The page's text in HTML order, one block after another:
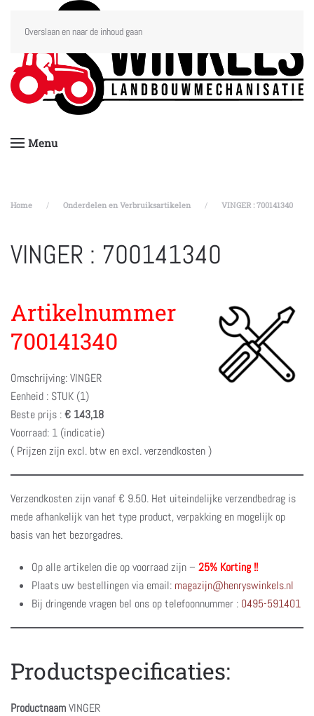
Overslaan en naar de inhoud gaan
Menu
Home Onderdelen en Verbruiksartikelen VINGER : 700141340
VINGER : 700141340
Artikelnummer
700141340
Omschrijving: VINGER
Eenheid : STUK (1)
Beste prijs :€ 143,18
Voorraad: 1 (indicatie)
( Prijzen zijn excl. btw en excl. verzendkosten )
Verzendkosten zijn vanaf € 9.50. Het uiteindelijke verzendbedrag is
mede afhankelijk van het type product, verpakking en mogelijk op
basis van het bezorgadres.
Op alle artikelen die op voorraad zijn – 25% Korting !!
Plaats uw bestellingen via email: magazijn@henryswinkels.nl
Bij dringende vragen bel ons op telefoonnummer : 0495-591401
Productspecificaties:
ProductnaamVINGER